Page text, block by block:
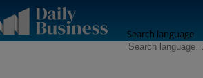
Search language